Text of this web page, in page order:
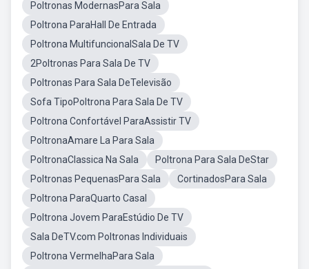
Poltronas ModernasPara Sala
Poltrona ParaHall De Entrada
Poltrona MultifuncionalSala De TV
2Poltronas Para Sala De TV
Poltronas Para Sala DeTelevisão
Sofa TipoPoltrona Para Sala De TV
Poltrona Confortável ParaAssistir TV
PoltronaAmare La Para Sala
PoltronaClassica Na Sala
Poltrona Para Sala DeStar
Poltronas PequenasPara Sala
CortinadosPara Sala
Poltrona ParaQuarto Casal
Poltrona Jovem ParaEstúdio De TV
Sala DeTV.com Poltronas Individuais
Poltrona VermelhaPara Sala